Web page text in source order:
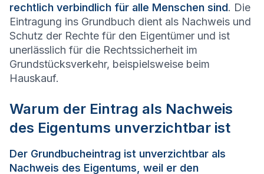
rechtlich verbindlich für alle Menschen sind. Die
Eintragung ins Grundbuch dient als Nachweis und
Schutz der Rechte für den Eigentümer und ist
unerlässlich für die Rechtssicherheit im
Grundstücksverkehr, beispielsweise beim
Hauskauf.
Warum der Eintrag als Nachweis
des Eigentums unverzichtbar ist
Der Grundbucheintrag ist unverzichtbar als
Nachweis des Eigentums, weil er den